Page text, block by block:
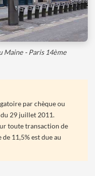
Maine - Paris 14ème
par chèque ou
29 juillet 2011.
toute transaction de
11,5% est due au